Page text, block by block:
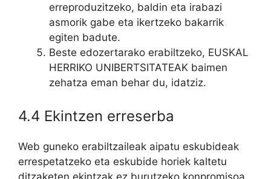
erreproduzitzeko, baldin eta irabazi
asmorik gabe eta ikertzeko bakarrik
egiten badute.
Beste edozertarako erabiltzeko, EUSKAL
HERRIKO UNIBERTSITATEAK baimen
zehatza eman behar du, idatziz.
4.4 Ekintzen erreserba
Web guneko erabiltzaileak aipatu eskubideak
errespetatzeko eta eskubide horiek kaltetu